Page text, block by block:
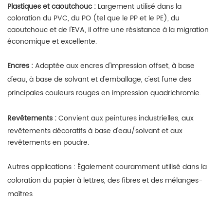
Plastiques et caoutchouc : Largement utilisé dans la
coloration du PVC, du PO (tel que le PP et le PE), du
caoutchouc et de l'EVA, il offre une résistance à la migration
économique et excellente.
Encres :Adaptée aux encres d'impression offset, à base
d'eau, à base de solvant et d'emballage, c'est l'une des
principales couleurs rouges en impression quadrichromie.
Revêtements :Convient aux peintures industrielles, aux
revêtements décoratifs à base d'eau/solvant et aux
revêtements en poudre.
Autres applications : Également couramment utilisé dans la
coloration du papier à lettres, des fibres et des mélanges-
maîtres.